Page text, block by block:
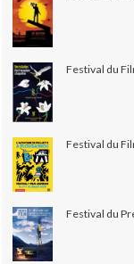
Festival du
Festival du
Festival du